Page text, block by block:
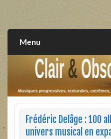
extrêmes, alternatives,
Menu
Frédéric Delâge : 100
univers musical en